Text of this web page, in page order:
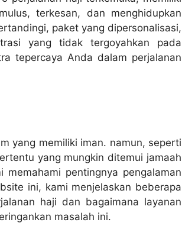
terkesan, dan menghidupkan
paket yang dipersonalisasi,
yang tidak tergoyahkan pada
tepercaya Anda dalam perjalanan
yang memiliki iman. namun, seperti
yang mungkin ditemui jamaah
pentingnya pengalaman
ini, kami menjelaskan beberapa
haji dan bagaimana layanan
masalah ini.